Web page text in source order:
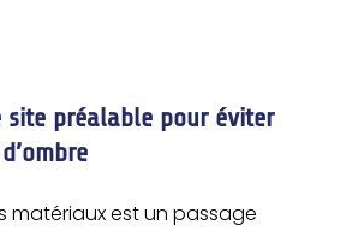
site préalable pour éviter
matériaux est un passage